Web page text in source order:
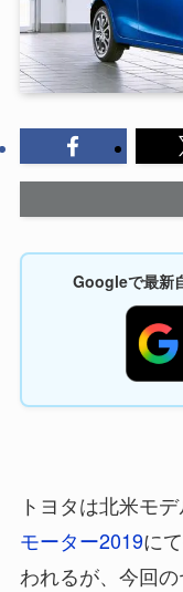
Googleで最新
トヨタは北米モ
モーター2019に
われるが、今回